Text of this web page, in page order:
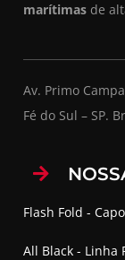
marítimas de
Av. Primo
Fé do Sul – SP.
Flash Fold -
All Black - Linha